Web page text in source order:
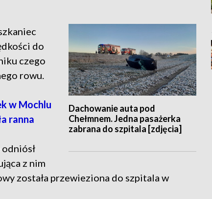
Dachowanie auta pod
Chełmnem. Jedna pasażerka
zabrana do szpitala [zdjęcia]
do
czego
rowu.
w Mochlu
ranna
z nim
została przewieziona do szpitala w